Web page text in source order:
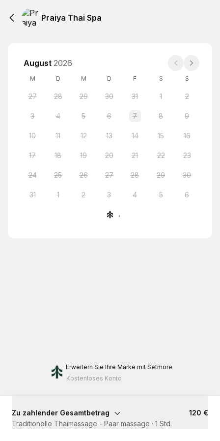
Praiya Thai Spa
August 2026
M D M D F S S
27 28 29 30 31 1 2
3 4 5 6 7 8 9
10 11 12 13 14 15 16
17 18 19 20 21 22 23
24 25 26 27 28 29 30
31 1 2 3 4 5 6
Erweitern Sie Ihre Marke mit Setmore
Kostenloses Konto
Zu zahlender Gesamtbetrag
120 €
Traditionelle Thaimassage - Paar massage · 1 Std.